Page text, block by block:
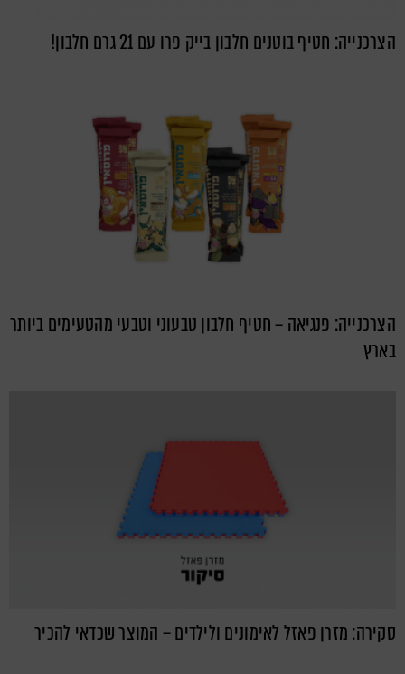
הצרכנייה: חטיף בוטנים חלבון בייק פרו עם 21 גרם חלבון!
הצרכנייה: פנגיאה – חטיף חלבון טבעוני וטבעי מהטעימים ביותר
בארץ
סקירה: מזרן פאזל לאימונים ולילדים – המוצר שכדאי להכיר